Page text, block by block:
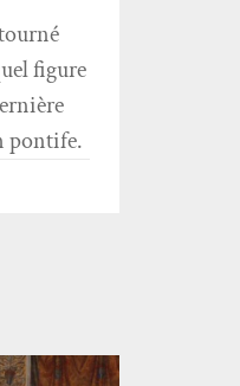
figure
pontife.